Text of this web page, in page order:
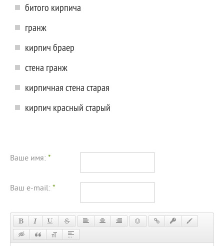
битого кирпича
гранж
кирпич браер
стена гранж
кирпичная стена старая
кирпич красный старый
Ваше имя: *
Ваш e-mail: *